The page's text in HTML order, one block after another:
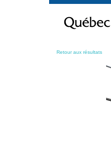
contenu
Retour aux résultats